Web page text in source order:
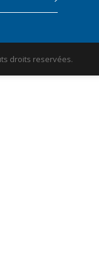
droits reservées.